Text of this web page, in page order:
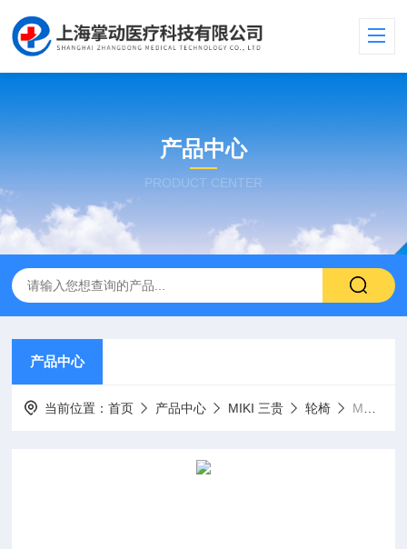
产品中心
PRODUCT CENTER
产品中心
当前位置：首页 产品中心 MIKI 三贵 轮椅 MSL-T16手动轮椅